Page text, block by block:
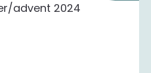
advent 2024